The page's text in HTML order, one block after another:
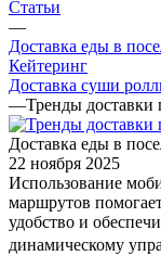
Статьи
—
Доставка еды в
Кейтеринг
Доставка суши
—Тренды
Доставка еды в
22 ноября 2025
Использование
маршрутов
удобство и
динамическому